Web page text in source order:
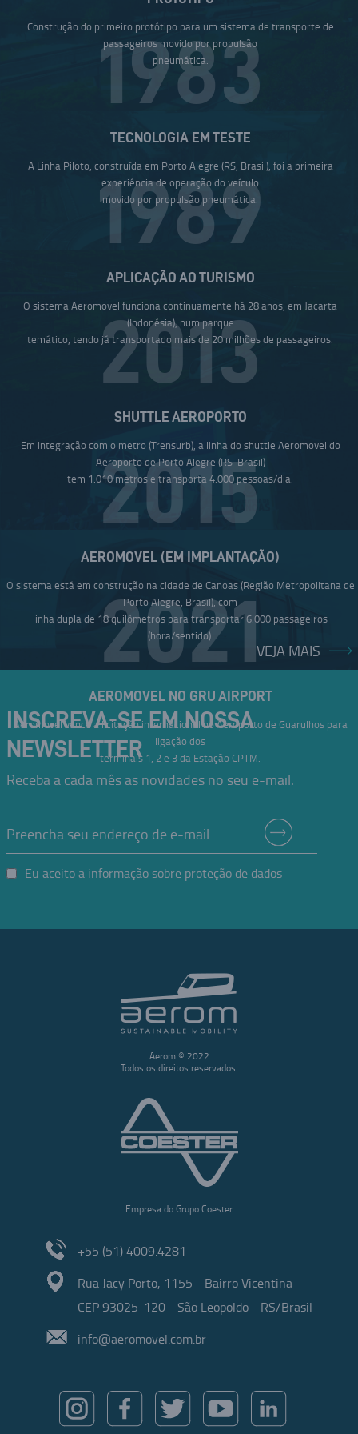
Construção do primeiro protótipo para um sistema de transporte de
passageiros movido por propulsão
pneumática.
1983
TECNOLOGIA EM TESTE
A Linha Piloto, construída em Porto Alegre (RS, Brasil), foi a primeira
experiência de operação do veículo
movido por propulsão pneumática.
1989
APLICAÇÃO AO TURISMO
O sistema Aeromovel funciona continuamente há 28 anos, em Jacarta
(Indonésia), num parque
temático, tendo já transportado mais de 20 milhões de passageiros.
2013
SHUTTLE AEROPORTO
Em integração com o metro (Trensurb), a linha do shuttle Aeromovel do
Aeroporto de Porto Alegre (RS-Brasil)
tem 1.010 metros e transporta 4.000 pessoas/dia.
2015
AEROMOVEL (EM IMPLANTAÇÃO)
O sistema está em construção na cidade de Canoas (Região Metropolitana de
Porto Alegre, Brasil), com
linha dupla de 18 quilômetros para transportar 6.000 passageiros
(hora/sentido).
2021
AEROMOVEL NO GRU AIRPORT
Aeromovel vence a licitação internacional no Aeroporto de Guarulhos para
ligação dos
terminais 1, 2 e 3 da Estação CPTM.
VEJA MAIS
INSCREVA-SE EM NOSSA
NEWSLETTER
Receba a cada mês as novidades no seu e-mail.
Eu aceito a informação sobre proteção de dados
Aerom © 2022
Todos os direitos reservados.
Empresa do Grupo Coester
+55 (51) 4009.4281
Rua Jacy Porto, 1155 - Bairro Vicentina
CEP 93025-120 - São Leopoldo - RS/Brasil
info@aeromovel.com.br